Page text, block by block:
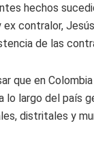
hechos
contralor,
de las
que en
lo largo del país
distritales y